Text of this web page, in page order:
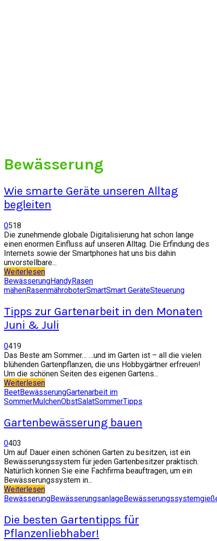
Bewässerung
Wie smarte Geräte unseren Alltag
begleiten
0518
Die zunehmende globale Digitalisierung hat schon lange
einen enormen Einfluss auf unseren Alltag. Die Erfindung des
Internets sowie der Smartphones hat uns bis dahin
unvorstellbare...
Weiterlesen
BewässerungHandyRasen
mähenRasenmähroboterSmartSmart GeräteSteuerung
Tipps zur Gartenarbeit in den Monaten
Juni & Juli
0419
Das Beste am Sommer… …und im Garten ist – all die vielen
blühenden Gartenpflanzen, die uns Hobbygärtner erfreuen!
Um die schönen Seiten des eigenen Gartens...
Weiterlesen
BeetBewässerungGartenarbeit im
SommerMulchenObstSalatSommerTipps
Gartenbewässerung bauen
0403
Um auf Dauer einen schönen Garten zu besitzen, ist ein
Bewässerungssystem für jeden Gartenbesitzer praktisch.
Natürlich können Sie eine Fachfirma beauftragen, um ein
Bewässerungssystem in...
Weiterlesen
BewässerungBewässerungsanlageBewässerungssystem
Die besten Gartentipps für
Pflanzenliebhaber!